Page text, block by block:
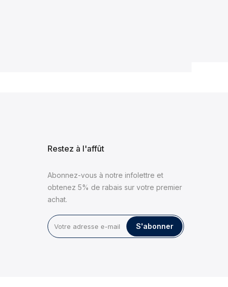
Restez à l'affût
Abonnez-vous à notre infolettre et
obtenez 5% de rabais sur votre premier
achat.
S'abonner